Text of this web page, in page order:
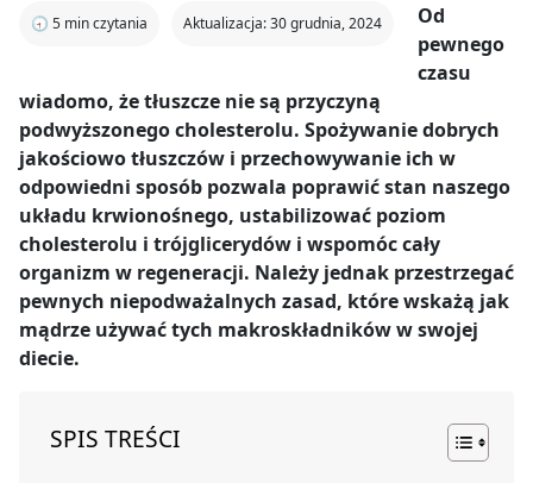
🕣 5 min czytania Aktualizacja: 30 grudnia, 2024
Od
pewnego
czasu
wiadomo, że tłuszcze nie są przyczyną
podwyższonego cholesterolu. Spożywanie dobrych
jakościowo tłuszczów i przechowywanie ich w
odpowiedni sposób pozwala poprawić stan naszego
układu krwionośnego, ustabilizować poziom
cholesterolu i trójglicerydów i wspomóc cały
organizm w regeneracji. Należy jednak przestrzegać
pewnych niepodważalnych zasad, które wskażą jak
mądrze używać tych makroskładników w swojej
diecie.
SPIS TREŚCI